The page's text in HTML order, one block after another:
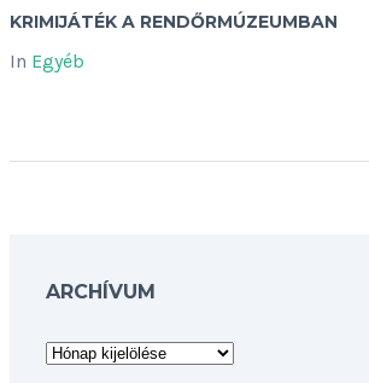
KRIMIJÁTÉK A RENDŐRMÚZEUMBAN
In Egyéb
ARCHÍVUM
Archívum